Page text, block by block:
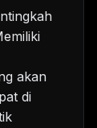
akan
di